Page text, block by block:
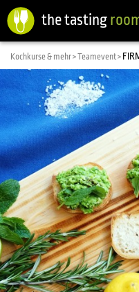
the tasting
Kochkurse & mehr >Teamevent >